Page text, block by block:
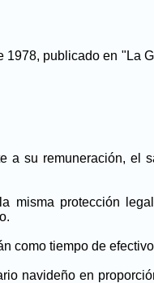
publicado en "La
a su remuneración, el
misma protección
como tiempo de
navideño en